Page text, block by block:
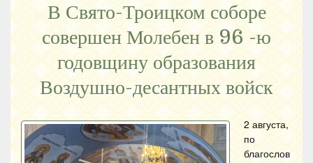
В Свято-Троицком соборе
совершен Молебен в 96 -ю
годовщину образования
Воздушно-десантных войск
2 августа,
по
благослов